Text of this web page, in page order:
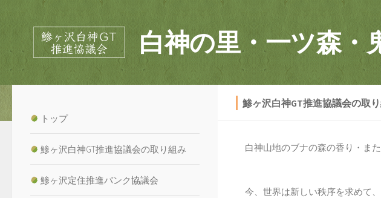
白神の里・一ツ森・
鯵ヶ沢白神GT推進協議会の取
白神山地のブナの森の香り・ま
今、世界は新しい秩序を求めて
トップ
鯵ヶ沢白神GT推進協議会の取り組み
鯵ヶ沢定住推進バンク協議会